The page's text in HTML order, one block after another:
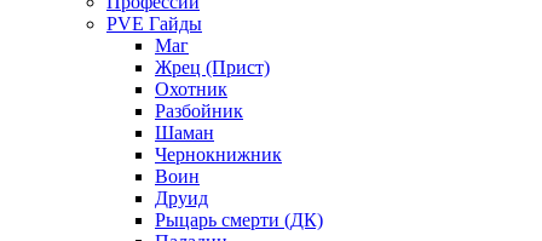
PVE Гайды
Маг
Жрец (Прист)
Охотник
Разбойник
Шаман
Чернокнижник
Воин
Друид
Рыцарь смерти (ДК)